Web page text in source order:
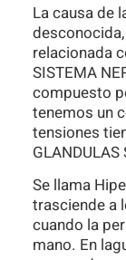
La causa de
relacionada
SISTEMA
compuesto
tenemos un
tensiones
Se llama
trasciende a
cuando la
mano. En